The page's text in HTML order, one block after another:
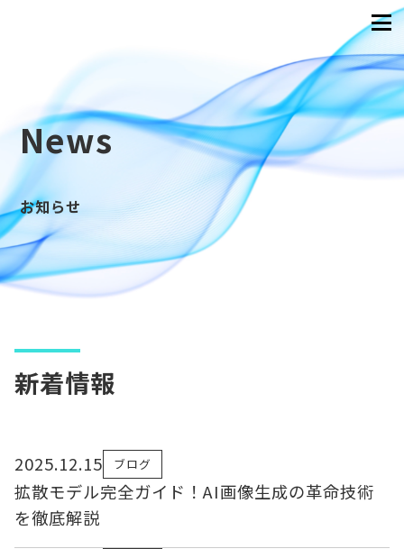
News
お知らせ
新着情報
2025.12.15 ブログ
拡散モデル完全ガイド！AI画像生成の革命技術
を徹底解説